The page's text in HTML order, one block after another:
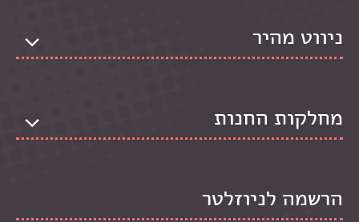
ניווט מהיר
מחלקות החנות
הרשמה לניוזלטר